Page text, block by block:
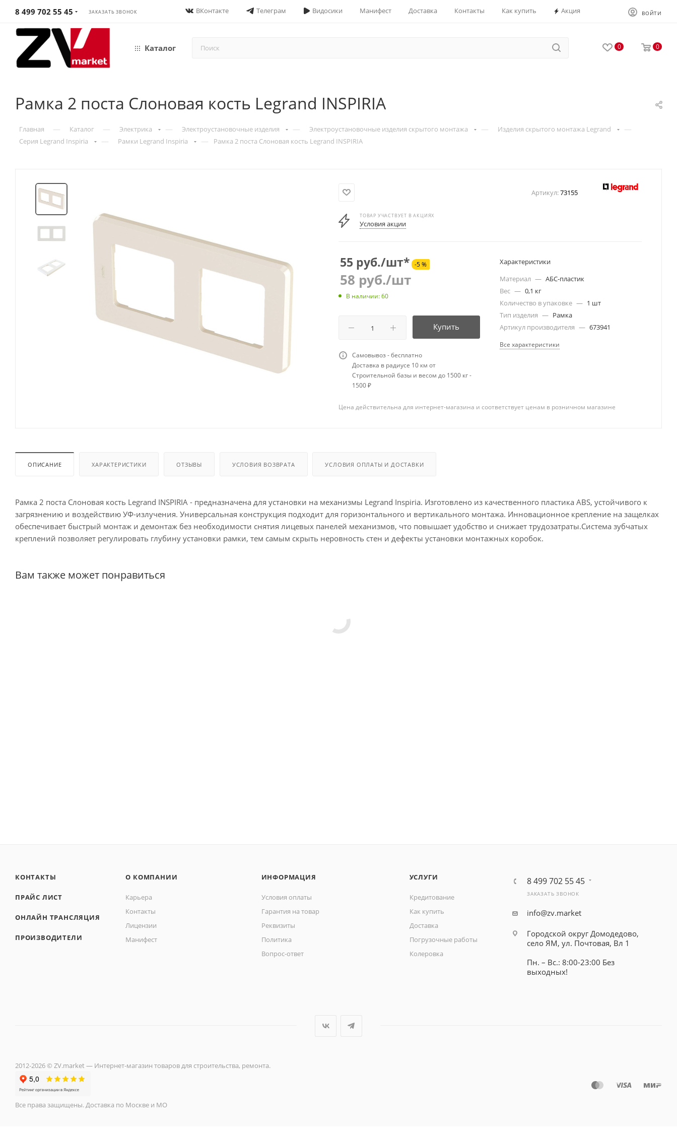
8 499 702 55 45 ЗАКАЗАТЬ ЗВОНОК ВКонтакте Телеграм Видосики Манифест Доставка Контакты Как купить Акция ВОЙТИ
Каталог 0 0
Рамка 2 поста Слоновая кость Legrand INSPIRIA
Главная — Каталог — Электрика — Электроустановочные изделия — Электроустановочные изделия скрытого монтажа — Изделия скрытого монтажа Legrand —
Серия Legrand Inspiria — Рамки Legrand Inspiria — Рамка 2 поста Слоновая кость Legrand INSPIRIA
Артикул:73155
ТОВАР УЧАСТВУЕТ В АКЦИЯХ
Условия акции
55 руб./шт* -5 %
58 руб./шт
В наличии: 60
Купить
Самовывоз - бесплатно
Доставка в радиусе 10 км от
Строительной базы и весом до 1500 кг -
1500 ₽
Характеристики
Материал — АБС-пластик
Вес — 0,1 кг
Количество в упаковке — 1 шт
Тип изделия — Рамка
Артикул производителя — 673941
Все характеристики
Цена действительна для интернет-магазина и соответствует ценам в розничном магазине
ОПИСАНИЕ ХАРАКТЕРИСТИКИ ОТЗЫВЫ УСЛОВИЯ ВОЗВРАТА УСЛОВИЯ ОПЛАТЫ И ДОСТАВКИ
Рамка 2 поста Слоновая кость Legrand INSPIRIA - предназначена для установки на механизмы Legrand Inspiria. Изготовлено из качественного пластика ABS, устойчивого к
загрязнению и воздействию УФ-излучения. Универсальная конструкция подходит для горизонтального и вертикального монтажа. Инновационное крепление на защелках
обеспечивает быстрый монтаж и демонтаж без необходимости снятия лицевых панелей механизмов, что повышает удобство и снижает трудозатраты.Система зубчатых
креплений позволяет регулировать глубину установки рамки, тем самым скрыть неровность стен и дефекты установки монтажных коробок.
Вам также может понравиться
КОНТАКТЫ
ПРАЙС ЛИСТ
ОНЛАЙН ТРАНСЛЯЦИЯ
ПРОИЗВОДИТЕЛИ
О КОМПАНИИ
Карьера
Контакты
Лицензии
Манифест
ИНФОРМАЦИЯ
Условия оплаты
Гарантия на товар
Реквизиты
Политика
Вопрос-ответ
УСЛУГИ
Кредитование
Как купить
Доставка
Погрузочные работы
Колеровка
8 499 702 55 45
ЗАКАЗАТЬ ЗВОНОК
info@zv.market
Городской округ Домодедово,
село ЯМ, ул. Почтовая, Вл 1
Пн. – Вс.: 8:00-23:00 Без
выходных!
2012-2026 © ZV.market — Интернет-магазин товаров для строительства, ремонта.
Все права защищены. Доставка по Москве и МО